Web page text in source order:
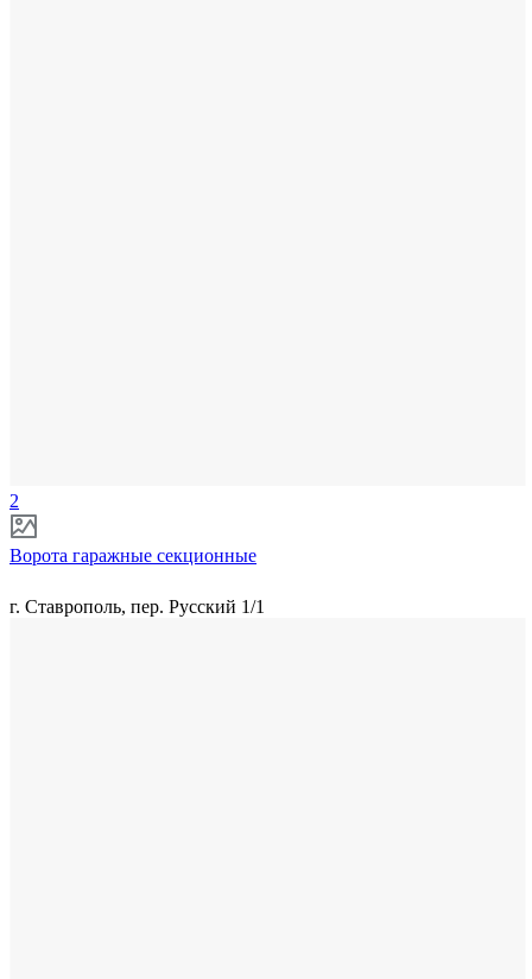
2
Ворота гаражные секционные
г. Ставрополь, пер. Русский 1/1